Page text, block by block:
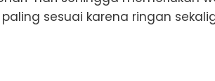
sesuai karena ringan